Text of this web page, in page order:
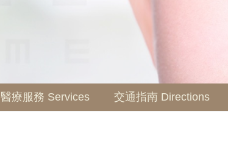
醫療服務 Services 交通指南 Directions